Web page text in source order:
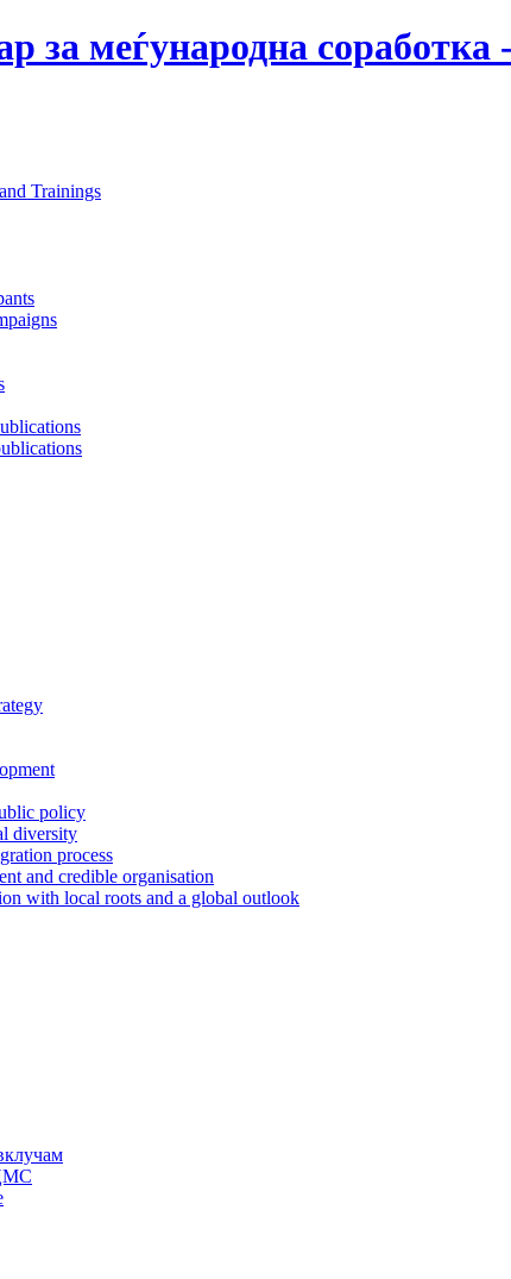
за меѓународна
Trainings
policy
diversity
process
and credible organisation
with local roots and a global outlook